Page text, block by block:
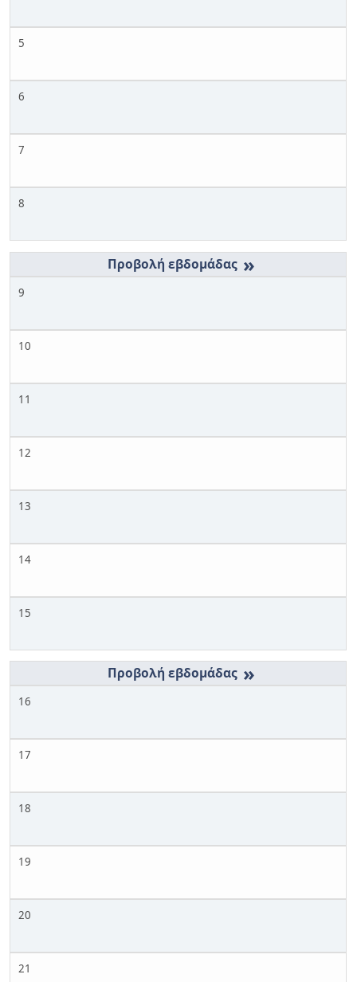
5
6
7
8
»
9
10
11
12
13
14
15
»
16
17
18
19
20
21